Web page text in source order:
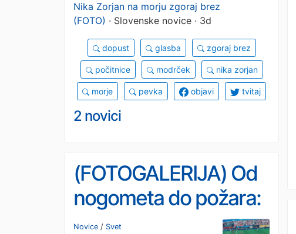
Nika Zorjan na morju zgoraj brez
(FOTO) · Slovenske novice · 3d
dopust glasba zgoraj brez
počitnice modrček nika zorjan
morje pevka objavi tvitaj
2 novici
(FOTOGALERIJA) Od
nogometa do požara:
Minuli teden dni v
Novice / Svet